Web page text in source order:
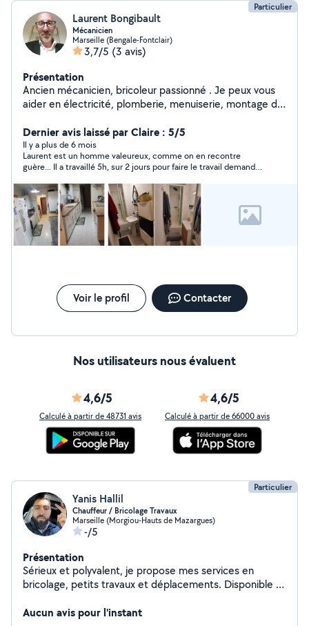
Particulier
Laurent Bongibault
Mécanicien
Marseille (Bengale-Fontclair)
3,7/5 (3 avis)
Présentation
Ancien mécanicien, bricoleur passionné . Je peux vous
aider en électricité, plomberie, menuiserie, montage de
électroménager et bien sur en mécanique auto, 2
roues, matériel à moteur thermique et vélo.
Autodidacte, j'aime apprendre en aidant les autres a
résoudre leurs problèmes.
Dernier avis laissé par Claire : 5/5
Il y a plus de 6 mois
Laurent est un homme valeureux, comme on en recontre
guère... Il a travaillé 5h, sur 2 jours pour faire le travail demandé..
très rare à cette époque.... Laurent est très sympathique, et
nous avons bien discuté.. Merci encore Laurent....
Voir le profil Contacter
Nos utilisateurs nous évaluent
4,6/5
Calculé à partir de 48731 avis
4,6/5
Calculé à partir de 66000 avis
Particulier
Yanis Hallil
Chauffeur / Bricolage Travaux
Marseille (Morgiou-Hauts de Mazargues)
-/5
Présentation
Sérieux et polyvalent, je propose mes services en
bricolage, petits travaux et déplacements. Disponible et
Aucun avis pour l'instant